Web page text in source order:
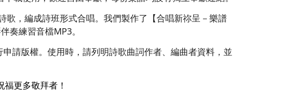
歌，編成詩班形式合唱。我們製作了【合唱新祢呈－樂譜
奏練習音檔MP3。
請版權。使用時，請列明詩歌曲詞作者、編曲者資料，並
更多敬拜者！